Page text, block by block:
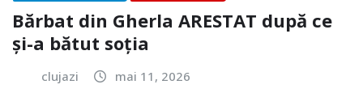
Bărbat din Gherla ARESTAT după ce
și-a bătut soția
clujazi mai 11, 2026